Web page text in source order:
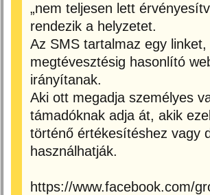
„nem teljesen lett
rendezik a helyzetet.
Az SMS tartalmaz egy
megtévesztésig hasonlító
irányítanak.
Aki ott megadja személyes
támadóknak adja át, akik
történő értékesítéshez vagy
használhatják.
https://www.facebook.com/